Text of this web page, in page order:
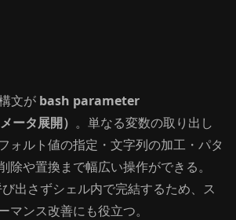
文が bash parameter
ータ展開） 。単なる変数の取り出し
ォルト値の指定・文字列の加工・パタ
除や置換まで幅広い操作ができる。
び出さずシェル内で完結するため、ス
マンス改善にも役立つ。